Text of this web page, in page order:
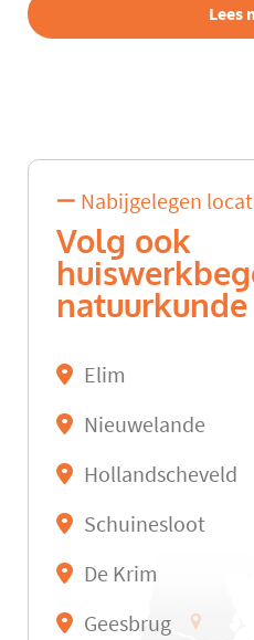
Lees
Nabijgelegen
Volg ook
natuurkunde
Elim
Nieuwelande
Hollandscheveld
Schuinesloot
De Krim
Geesbrug